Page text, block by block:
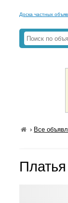
Доска частных
› Все